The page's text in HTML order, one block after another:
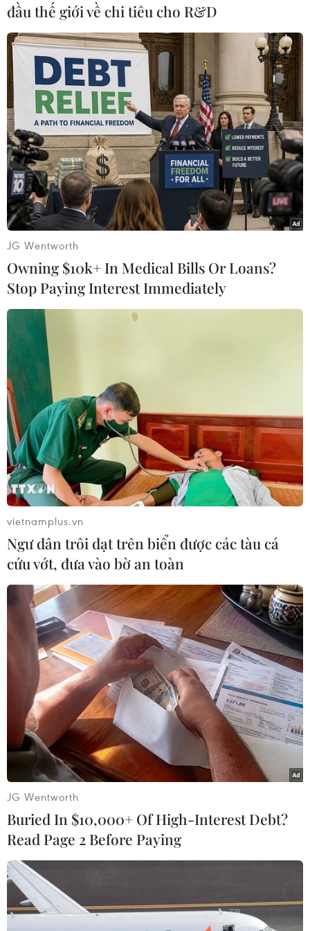
Tàu nhiệt độ 34-35 độ C.
Trên biển, hai huyện đảo Hoàng Sa và Trường
Sa gió cấp 5, mưa giảm xuống còn vài nơi, tầm
nhìn xa trên 10km./.
(TTXVN/Vietnam+)
#Máy hút ẩm #Dự báo thời tiết
#Bão nhiệt đới
#Mưa dông
#Mưa rào
#Gió giật #Tin tức
#Tin tức mới nhất
#Tin tức 24h
#Tin tức mới nhất trong ngày
#Tin tức thời sự
#Tin tức hot
#Tin tức an ninh
#An ninh
#An ninh Nghệ An
#Thời sự
#Thời sự hôm nay
#Bản tin thời sự
#Tội phạm
#Truy nã
TP. Hà Nội
Theo dõi VietnamPlus
TIN LIÊN QUAN
đầu thế giới về chi tiêu cho R&D
JG Wentworth
Owning $10k+ In Medical Bills Or Loans?
Stop Paying Interest Immediately
vietnamplus.vn
Ngư dân trôi dạt trên biển được các tàu cá
cứu vớt, đưa vào bờ an toàn
JG Wentworth
Buried In $10,000+ Of High-Interest Debt?
Read Page 2 Before Paying